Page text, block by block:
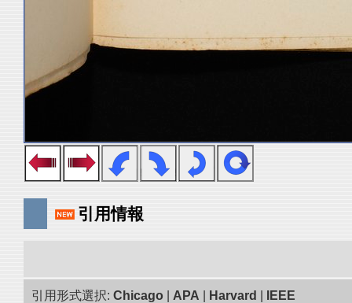
引用情報
引用形式選択: Chicago APA Harvard IEEE